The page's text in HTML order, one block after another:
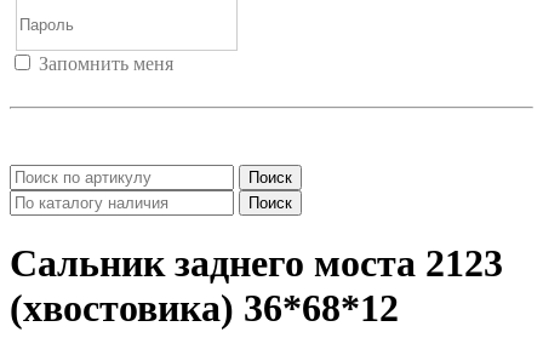
Запомнить меня
Поиск
Поиск
Сальник заднего моста 2123
(хвостовика) 36*68*12